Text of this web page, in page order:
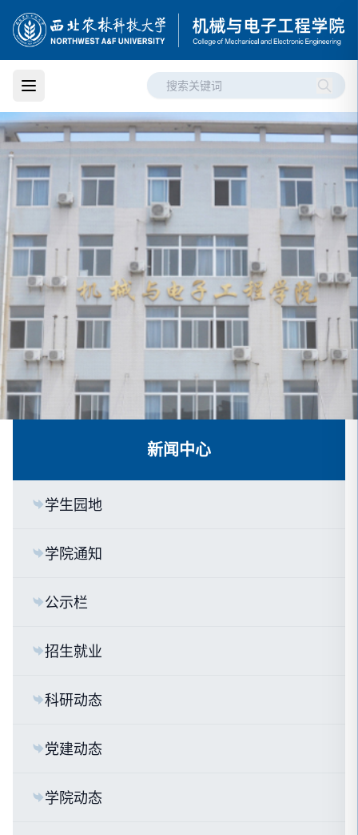
新闻中心
学生园地
学院通知
公示栏
招生就业
科研动态
党建动态
学院动态